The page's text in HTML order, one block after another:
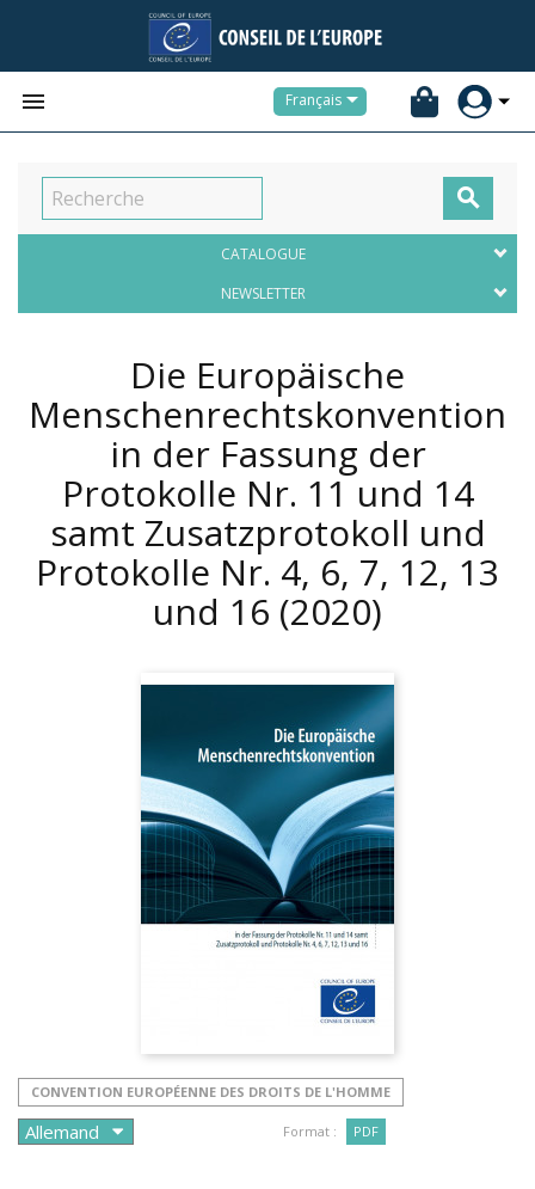
 Français

CATALOGUE
NEWSLETTER
Die Europäische
Menschenrechtskonvention
in der Fassung der
Protokolle Nr. 11 und 14
samt Zusatzprotokoll und
Protokolle Nr. 4, 6, 7, 12, 13
und 16 (2020)
CONVENTION EUROPÉENNE DES DROITS DE L'HOMME
Format : PDF